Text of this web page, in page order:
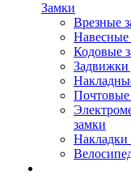
Замки
Врезные
Навесные
Кодовые
Почтовые
замки
Накладки